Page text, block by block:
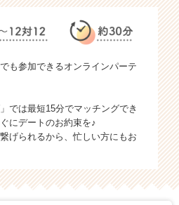
も参加できるオンラインパーテ
では最短15分でマッチングでき
にデートのお約束を♪
げられるから、忙しい方にもお